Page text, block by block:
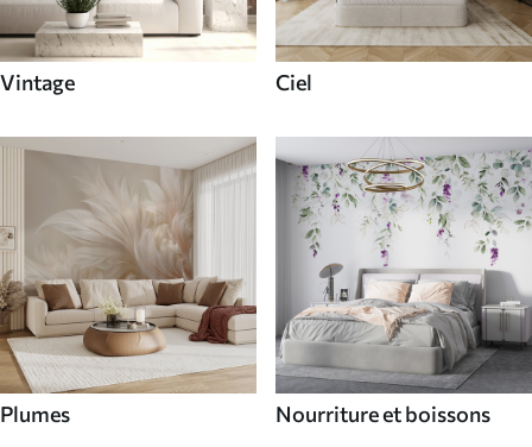
Vintage Ciel
Plumes Nourriture et boissons